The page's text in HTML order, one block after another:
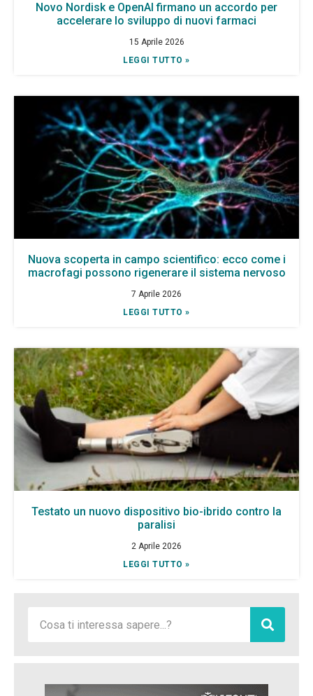
Novo Nordisk e OpenAI firmano un accordo per
accelerare lo sviluppo di nuovi farmaci
15 Aprile 2026
LEGGI TUTTO »
Nuova scoperta in campo scientifico: ecco come i
macrofagi possono rigenerare il sistema nervoso
7 Aprile 2026
LEGGI TUTTO »
Testato un nuovo dispositivo bio-ibrido contro la
paralisi
2 Aprile 2026
LEGGI TUTTO »